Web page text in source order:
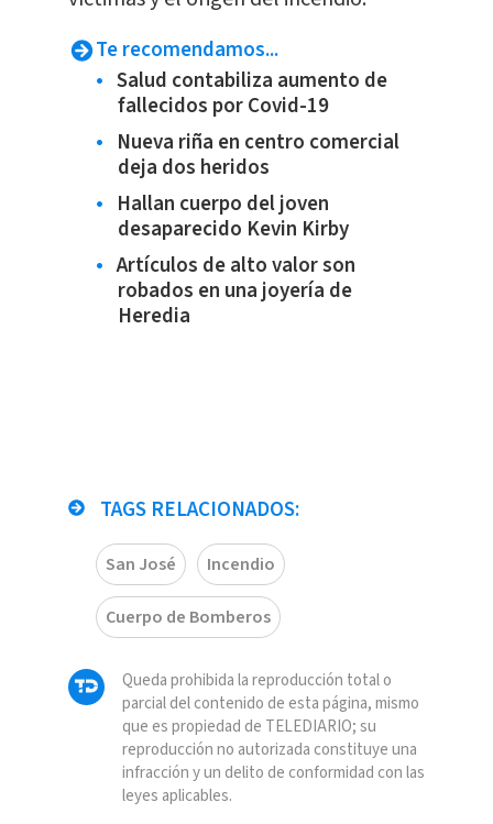
Te recomendamos...
Salud contabiliza aumento de
fallecidos por Covid-19
Nueva riña en centro comercial
deja dos heridos
Hallan cuerpo del joven
desaparecido Kevin Kirby
Artículos de alto valor son
robados en una joyería de
Heredia
TAGS RELACIONADOS:
San José Incendio
Cuerpo de Bomberos
Queda prohibida la reproducción total o
parcial del contenido de esta página, mismo
que es propiedad de TELEDIARIO; su
reproducción no autorizada constituye una
infracción y un delito de conformidad con las
leyes aplicables.